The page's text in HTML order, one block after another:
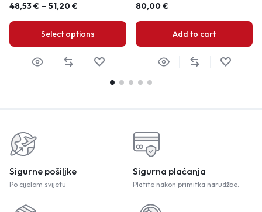
48,53€ – 51,20€
Select options
80,00€
Add to cart
Sigurne pošiljke
Po cijelom svijetu
Sigurna plaćanja
Platite nakon primitka narudžbe.